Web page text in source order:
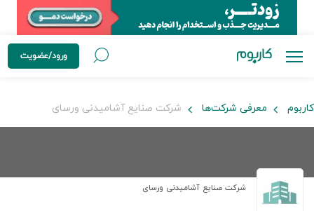
ورود/عضویت
کاربوم معرفی شرکت‌ها شرکت صنایع آشامیدنی ورسای
شرکت صنایع آشامیدنی ورسای